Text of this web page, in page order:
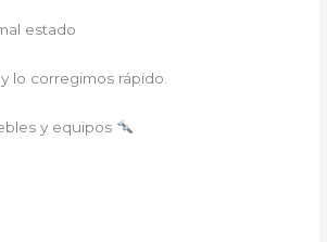
estado
lo corregimos rápido.
y equipos